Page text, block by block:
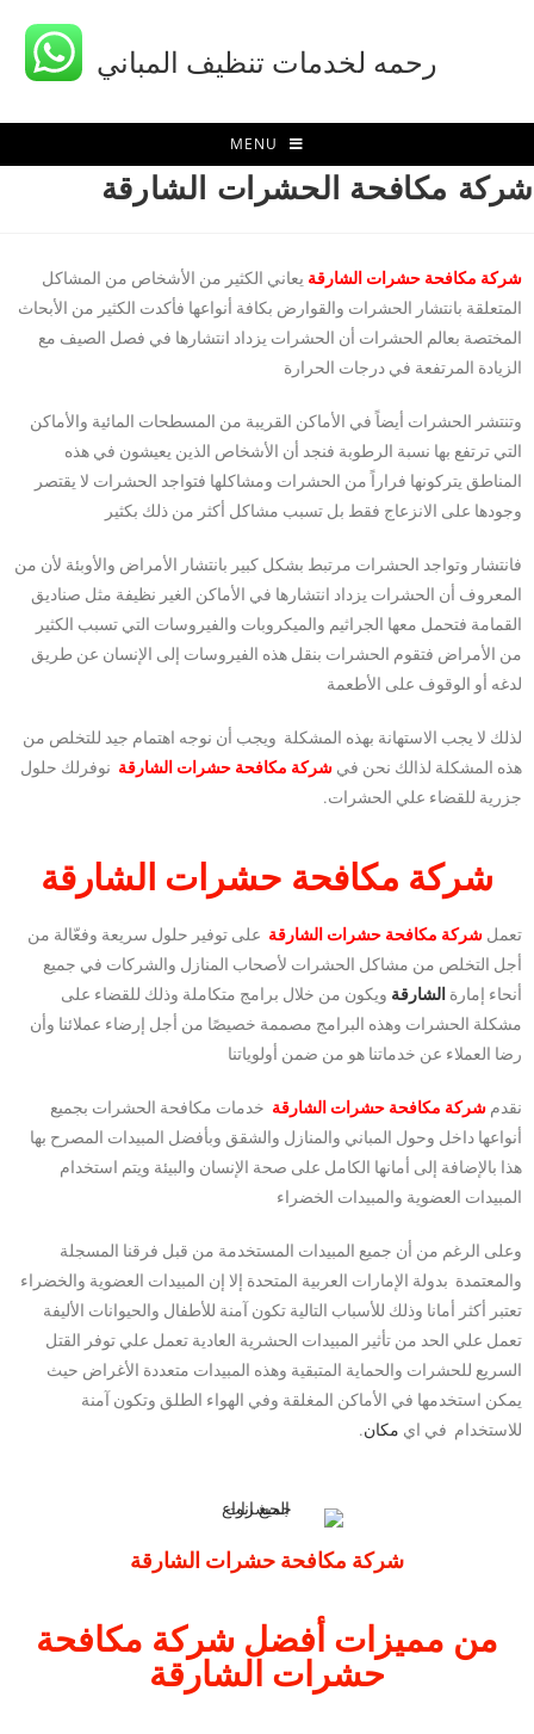
رحمه لخدمات تنظيف المباني
MENU
شركة مكافحة الحشرات الشارقة
شركة مكافحة حشرات الشارقة يعاني الكثير من الأشخاص من المشاكل
المتعلقة بانتشار الحشرات والقوارض بكافة أنواعها فأكدت الكثير من الأبحاث
المختصة بعالم الحشرات أن الحشرات يزداد انتشارها في فصل الصيف مع
الزيادة المرتفعة في درجات الحرارة
وتنتشر الحشرات أيضاً في الأماكن القريبة من المسطحات المائية والأماكن
التي ترتفع بها نسبة الرطوبة فنجد أن الأشخاص الذين يعيشون في هذه
المناطق يتركونها فراراً من الحشرات ومشاكلها فتواجد الحشرات لا يقتصر
وجودها على الانزعاج فقط بل تسبب مشاكل أكثر من ذلك بكثير
فانتشار وتواجد الحشرات مرتبط بشكل كبير بانتشار الأمراض والأوبئة لأن من
المعروف أن الحشرات يزداد انتشارها في الأماكن الغير نظيفة مثل صناديق
القمامة فتحمل معها الجراثيم والميكروبات والفيروسات التي تسبب الكثير
من الأمراض فتقوم الحشرات بنقل هذه الفيروسات إلى الإنسان عن طريق
لدغه أو الوقوف على الأطعمة
لذلك لا يجب الاستهانة بهذه المشكلة ويجب أن نوجه اهتمام جيد للتخلص من
هذه المشكلة لذالك نحن في شركة مكافحة حشرات الشارقة نوفرلك حلول
جزرية للقضاء علي الحشرات.
شركة مكافحة حشرات الشارقة
تعمل شركة مكافحة حشرات الشارقة على توفير حلول سريعة وفعّالة من
أجل التخلص من مشاكل الحشرات لأصحاب المنازل والشركات في جميع
أنحاء إمارة الشارقة ويكون من خلال برامج متكاملة وذلك للقضاء على
مشكلة الحشرات وهذه البرامج مصممة خصيصًا من أجل إرضاء عملائنا وأن
رضا العملاء عن خدماتنا هو من ضمن أولوياتنا
نقدم شركة مكافحة حشرات الشارقة خدمات مكافحة الحشرات بجميع
أنواعها داخل وحول المباني والمنازل والشقق وبأفضل المبيدات المصرح بها
هذا بالإضافة إلى أمانها الكامل على صحة الإنسان والبيئة ويتم استخدام
المبيدات العضوية والمبيدات الخضراء
وعلى الرغم من أن جميع المبيدات المستخدمة من قبل فرقنا المسجلة
والمعتمدة بدولة الإمارات العربية المتحدة إلا إن المبيدات العضوية والخضراء
تعتبر أكثر أمانا وذلك للأسباب التالية تكون آمنة للأطفال والحيوانات الأليفة
تعمل علي الحد من تأثير المبيدات الحشرية العادية تعمل علي توفر القتل
السريع للحشرات والحماية المتبقية وهذه المبيدات متعددة الأغراض حيث
يمكن استخدمها في الأماكن المغلقة وفي الهواء الطلق وتكون آمنة
للاستخدام في اي مكان.
شركة مكافحة حشرات الشارقة
من مميزات أفضل شركة مكافحة
حشرات الشارقة